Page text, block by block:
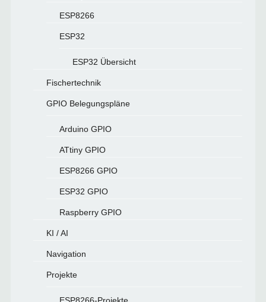
ESP8266
ESP32
ESP32 Übersicht
Fischertechnik
GPIO Belegungspläne
Arduino GPIO
ATtiny GPIO
ESP8266 GPIO
ESP32 GPIO
Raspberry GPIO
KI / AI
Navigation
Projekte